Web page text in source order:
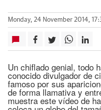
Monday, 24 November 2014,
Un chiflado genial, todo
conocido divulgador de
famoso por sus
de forma llamativa y
muestra este vídeo de